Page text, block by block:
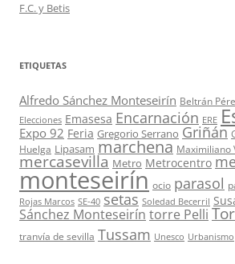
F.C. y Betis
ETIQUETAS
Alfredo Sánchez Monteseirín Beltrán
Elecciones Emasesa Encarnación ERE
Expo 92 Feria Gregorio Serrano Griñán
Huelga Lipasam marchena Maximiliano
mercasevilla Metro Metrocentro
monteseirín ocio parasol
Rojas Marcos SE-40 setas Soledad Becerril
Sánchez Monteseirín torre Pelli
tranvía de sevilla Tussam Unesco Urbanismo